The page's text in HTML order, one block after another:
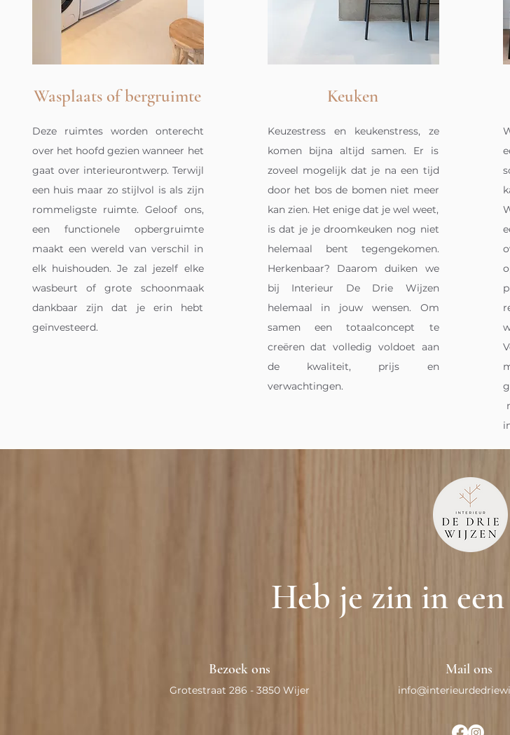
Wasplaats of bergruimte
Deze ruimtes worden onterecht
over het hoofd gezien wanneer het
gaat over interieurontwerp. Terwijl
een huis maar zo stijlvol is als zijn
rommeligste ruimte. Geloof ons,
een functionele opbergruimte
maakt een wereld van verschil in
elk huishouden. Je zal jezelf elke
wasbeurt of grote schoonmaak
dankbaar zijn dat je erin hebt
geïnvesteerd.
Keuken
Keuzestress en keukenstress, ze
komen bijna altijd samen. Er is
zoveel mogelijk dat je na een tijd
door het bos de bomen niet meer
kan zien. Het enige dat je wel weet,
is dat je je droomkeuken nog niet
helemaal bent tegengekomen.
Herkenbaar? Daarom duiken we
bij Interieur De Drie Wijzen
helemaal in jouw wensen. Om
samen een totaalconcept te
creëren dat volledig voldoet aan
de kwaliteit, prijs en
verwachtingen.
Heb je zin in
Bezoek ons
Grotestraat 286 - 3850 Wijer
Mail ons